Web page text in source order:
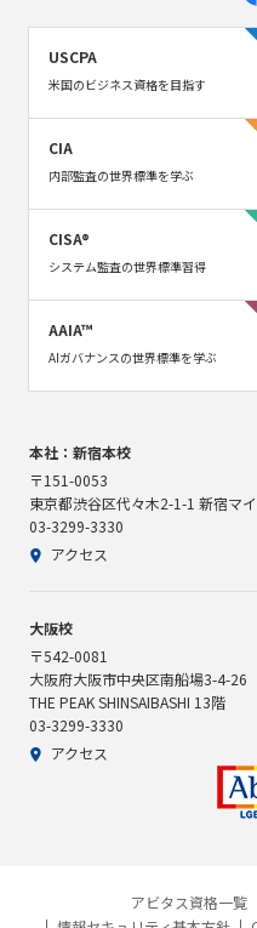
USCPA
米国のビジネス資格を目指す
CIA
内部監査の世界標準を学ぶ
CISA®
システム監査の世界標準習得
AAIA™
AIガバナンスの世界標準を学ぶ
本社：新宿本校
〒151-0053
東京都渋谷区代々木2-1-1 新宿マ
03-3299-3330
アクセス
大阪校
〒542-0081
大阪府大阪市中央区南船場3-4-26
THE PEAK SHINSAIBASHI 13階
03-3299-3330
アクセス
アビタス資格一覧